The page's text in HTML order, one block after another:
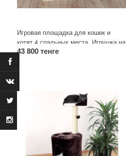
Игровая площадка для кошек и
котят.4 спальных места. Игрушка на
резинке. Столбики для точки
43 800 тенге